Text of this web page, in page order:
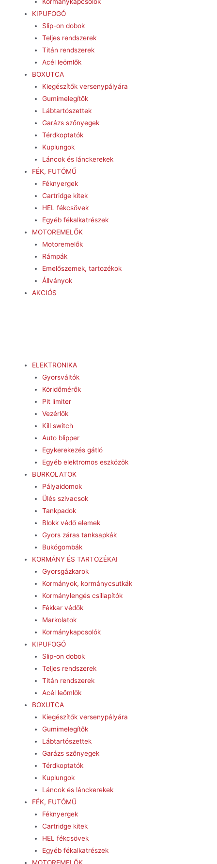
KIPUFOGÓ
Slip-on dobok
Teljes rendszerek
Titán rendszerek
Acél leömlők
BOXUTCA
Kiegészítők versenypályára
Gumimelegítők
Lábtartószettek
Garázs szőnyegek
Térdkoptatók
Kuplungok
Láncok és lánckerekek
FÉK, FUTÓMŰ
Féknyergek
Cartridge kitek
HEL fékcsövek
Egyéb fékalkatrészek
MOTOREMELŐK
Motoremelők
Rámpák
Emelőszemek, tartozékok
Állványok
AKCIÓS
ELEKTRONIKA
Gyorsváltók
Köridőmérők
Pit limiter
Vezérlők
Kill switch
Auto blipper
Egykerekezés gátló
Egyéb elektromos eszközök
BURKOLATOK
Pályaidomok
Ülés szivacsok
Tankpadok
Blokk védő elemek
Gyors záras tanksapkák
Bukógombák
KORMÁNY ÉS TARTOZÉKAI
Gyorsgázkarok
Kormányok, kormánycsutkák
Kormánylengés csillapítók
Fékkar védők
Markolatok
Kormánykapcsolók
KIPUFOGÓ
Slip-on dobok
Teljes rendszerek
Titán rendszerek
Acél leömlők
BOXUTCA
Kiegészítők versenypályára
Gumimelegítők
Lábtartószettek
Garázs szőnyegek
Térdkoptatók
Kuplungok
Láncok és lánckerekek
FÉK, FUTÓMŰ
Féknyergek
Cartridge kitek
HEL fékcsövek
Egyéb fékalkatrészek